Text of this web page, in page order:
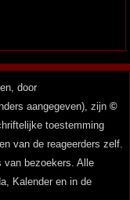
door
aangegeven), zijn ©
toestemming
van de reageerders zelf.
van bezoekers. Alle
Kalender en in de